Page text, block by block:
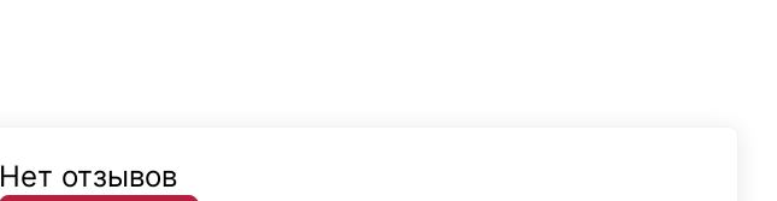
Нет отзывов